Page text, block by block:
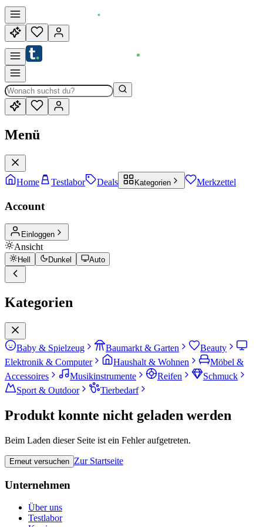
Menü
Home Testlabor Deals Kategorien Merkzettel
Account
Einloggen
Ansicht
Hell Dunkel Auto
Kategorien
Baby & Spielzeug Baumarkt & Garten
Beauty
Elektronik & Computer
Haushalt & Wohnen
Möbel &
Accessoires
Musikinstrumente Reifen
Schmuck
Sport & Outdoor
Tierbedarf
Produkt konnte nicht geladen werden
Beim Laden dieser Seite ist ein Fehler aufgetreten.
Erneut versuchen Zur Startseite
Unternehmen
Über uns
Testlabor